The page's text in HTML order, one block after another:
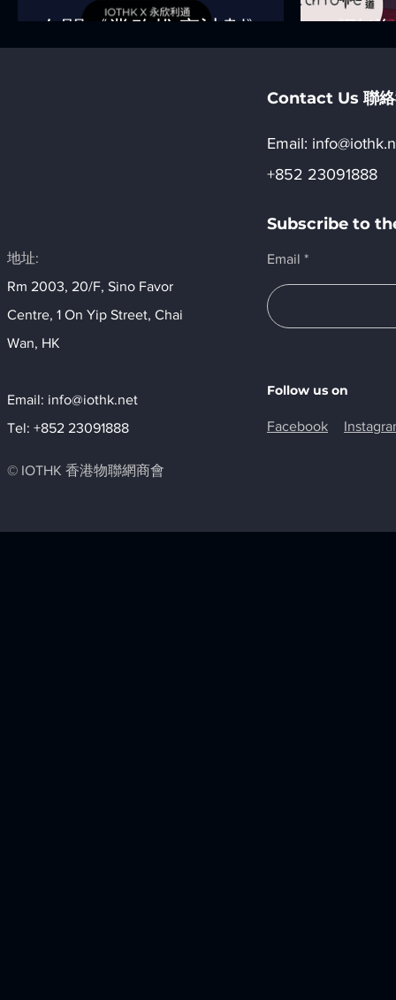
有關《業務推廣計劃》
《聽
C.L
地址:
Rm 2003, 20/F, Sino Favor
Centre, 1 On Yip Street, Chai
Wan, HK​
Email: info@iothk.net
Tel: +852 23091888
© IOTHK 香港物聯網商會
Contact Us 聯
Email:​
+852 23091888
Subscribe to
Email
Follow us on
Facebook